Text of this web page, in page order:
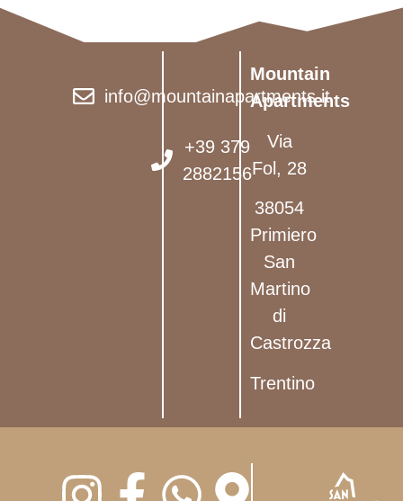
info@mountainapartments.it
+39 379
2882156
Mountain
Apartments
Via
Fol, 28
38054
Primiero
San
Martino
di
Castrozza
Trentino